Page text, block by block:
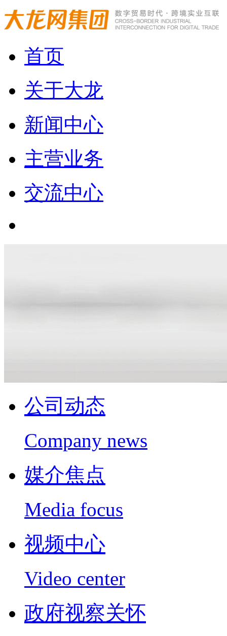
首页
关于大龙
新闻中心
主营业务
交流中心
公司动态
Company news
媒介焦点
Media focus
视频中心
Video center
政府视察关怀